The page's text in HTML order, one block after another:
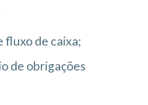
fluxo de caixa;
de obrigações